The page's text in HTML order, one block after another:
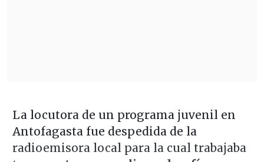
La locutora de un programa juvenil en
Antofagasta fue despedida de la
radioemisora local para la cual trabajaba